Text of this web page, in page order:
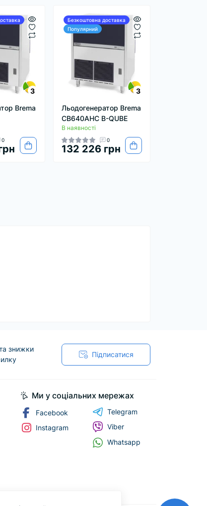
3
Brema
0
Безкоштовна доставка
Популярний
3
Льодогенератор Brema
CB640AHC B-QUBE
В наявності
0
132 226 грн
знижки
Підписатися
Ми у соціальних мережах
Facebook
Instagram
Telegram
Viber
Whatsapp